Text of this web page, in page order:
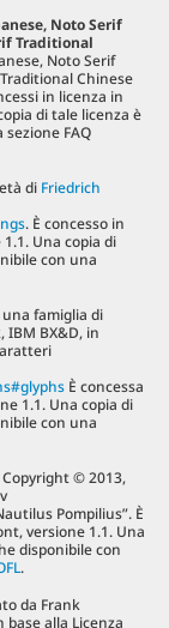
Noto Serif
Traditional
Noto Serif
Chinese
in licenza in
di tale licenza è
FAQ
di Friedrich
. È concesso in
Una copia di
con una
famiglia di
BX&D, in
È concessa
1.1. Una copia di
con una
© 2013,
Pompilius”. È
versione 1.1. Una
disponibile con
.
da Frank
alla Licenza